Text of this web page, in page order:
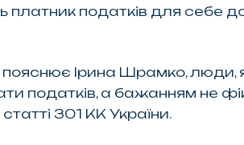
платник податків для себе
пояснює Ірина Шрамко,
податків, а бажанням не
301 КК України.